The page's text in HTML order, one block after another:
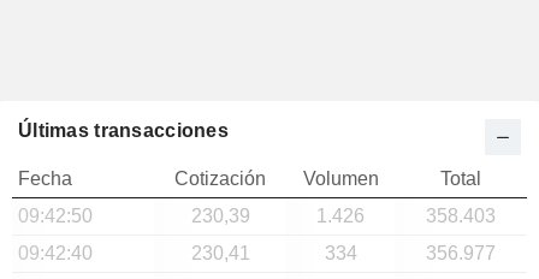
Últimas transacciones
Fecha Cotización Volumen
Total
09:42:50
230,39 1.426
358.403
09:42:40
230,41 334
356.977